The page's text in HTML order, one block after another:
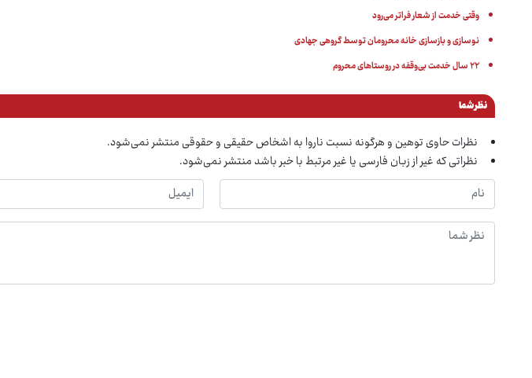
وقتی خدمت از شعار فراتر می‌رود
نوسازی و بازسازی خانه‌ محرومان توسط گروهی جهادی
۲۲ سال خدمت بی‌وقفه در روستاهای محروم
نظر شما
نظرات حاوی توهین و هرگونه نسبت ناروا به اشخاص حقیقی و حقوقی منتشر نمی‌شود.
نظراتی که غیر از زبان فارسی یا غیر مرتبط با خبر باشد منتشر نمی‌شود.